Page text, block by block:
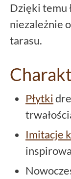
Dzięki temu
niezależnie
tarasu.
Płytki
Imitacje